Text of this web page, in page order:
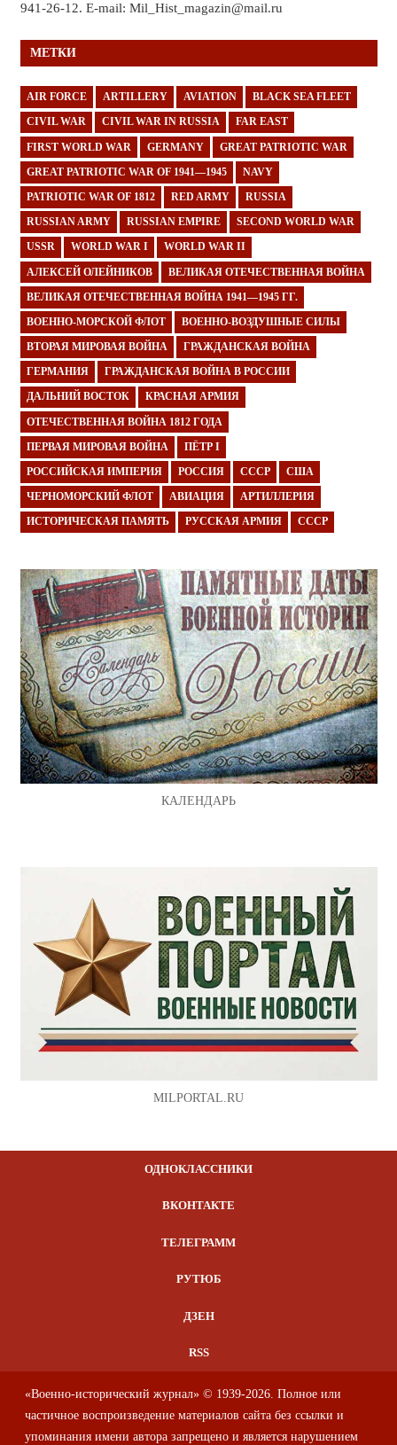
941-26-12. E-mail: Mil_Hist_magazin@mail.ru
МЕТКИ
AIR FORCE ARTILLERY AVIATION BLACK SEA FLEET
CIVIL WAR CIVIL WAR IN RUSSIA FAR EAST
FIRST WORLD WAR GERMANY GREAT PATRIOTIC WAR
GREAT PATRIOTIC WAR OF 1941—1945 NAVY
PATRIOTIC WAR OF 1812 RED ARMY RUSSIA
RUSSIAN ARMY RUSSIAN EMPIRE SECOND WORLD WAR
USSR WORLD WAR I WORLD WAR II
АЛЕКСЕЙ ОЛЕЙНИКОВ ВЕЛИКАЯ ОТЕЧЕСТВЕННАЯ ВОЙНА
ВЕЛИКАЯ ОТЕЧЕСТВЕННАЯ ВОЙНА 1941—1945 ГГ.
ВОЕННО-МОРСКОЙ ФЛОТ ВОЕННО-ВОЗДУШНЫЕ СИЛЫ
ВТОРАЯ МИРОВАЯ ВОЙНА ГРАЖДАНСКАЯ ВОЙНА
ГЕРМАНИЯ ГРАЖДАНСКАЯ ВОЙНА В РОССИИ
ДАЛЬНИЙ ВОСТОК КРАСНАЯ АРМИЯ
ОТЕЧЕСТВЕННАЯ ВОЙНА 1812 ГОДА
ПЕРВАЯ МИРОВАЯ ВОЙНА ПЁТР I
РОССИЙСКАЯ ИМПЕРИЯ РОССИЯ СССР США
ЧЕРНОМОРСКИЙ ФЛОТ АВИАЦИЯ АРТИЛЛЕРИЯ
ИСТОРИЧЕСКАЯ ПАМЯТЬ РУССКАЯ АРМИЯ СССР
КАЛЕНДАРЬ
MILPORTAL.RU
ОДНОКЛАССНИКИ
ВКОНТАКТЕ
ТЕЛЕГРАММ
РУТЮБ
ДЗЕН
RSS
«Военно-исторический журнал» © 1939-2026. Полное или
частичное воспроизведение материалов сайта без ссылки и
упоминания имени автора запрещено и является нарушением